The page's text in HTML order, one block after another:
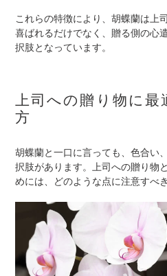
これらの特徴により、胡蝶蘭は上
喜ばれるだけでなく、贈る側の心
択肢となっています。
上司への贈り物に
方
胡蝶蘭と一口に言っても、色合い
択肢があります。上司への贈り物
めには、どのような点に注意すべ